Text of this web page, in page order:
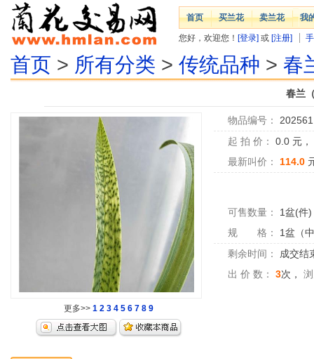
首页 买兰花 卖兰花 我
您好，欢迎您！ [登录] 或 [注册]
首页 > 所有分类 > 传统品种 > 春
春兰
更多>> 1 2 3 4 5 6 7 8 9
物品编号：
起 拍 价：
0.0 元，
最新叫价：
114.0
可售数量： 1盆(件)
规 格：
1盆（
剩余时间：
成交结
出 价 数：
3次，